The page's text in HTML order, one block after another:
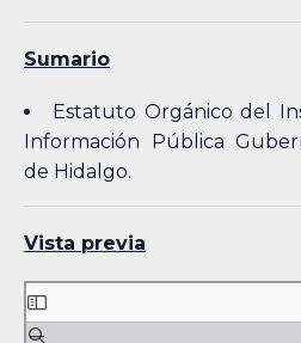
Sumario
Estatuto Orgánico del
Información Pública
de Hidalgo.
Vista previa
Skip
to